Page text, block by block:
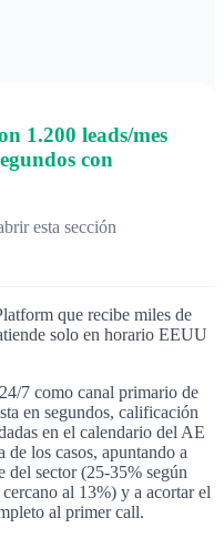
1.200 leads/mes
con
esta sección
que recibe miles de
solo en horario EEUU
7 como canal primario de
en segundos, calificación
en el calendario del AE
los casos, apuntando a
sector (25-35% según
al 13%) y a acortar el
al primer call.